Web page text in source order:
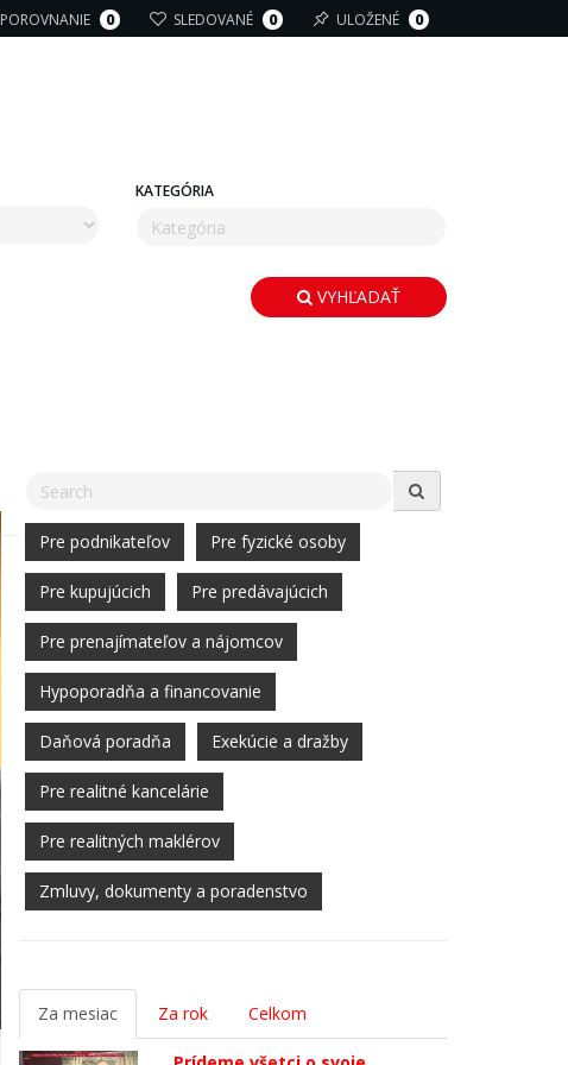
POROVNANIE 0 SLEDOVANÉ 0 ULOŽENÉ 0
KATEGÓRIA
VYHĽADAŤ
Pre podnikateľov Pre fyzické osoby
Pre kupujúcich Pre predávajúcich
Pre prenajímateľov a nájomcov
Hypoporadňa a financovanie
Daňová poradňa Exekúcie a dražby
Pre realitné kancelárie
Pre realitných maklérov
Zmluvy, dokumenty a poradenstvo
Za mesiac Za rok Celkom